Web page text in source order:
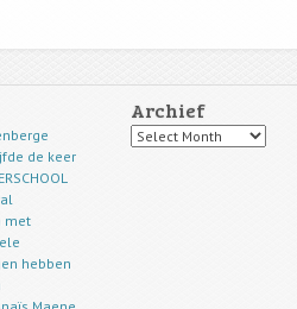
de keer
met
hebben
Archief
Archief